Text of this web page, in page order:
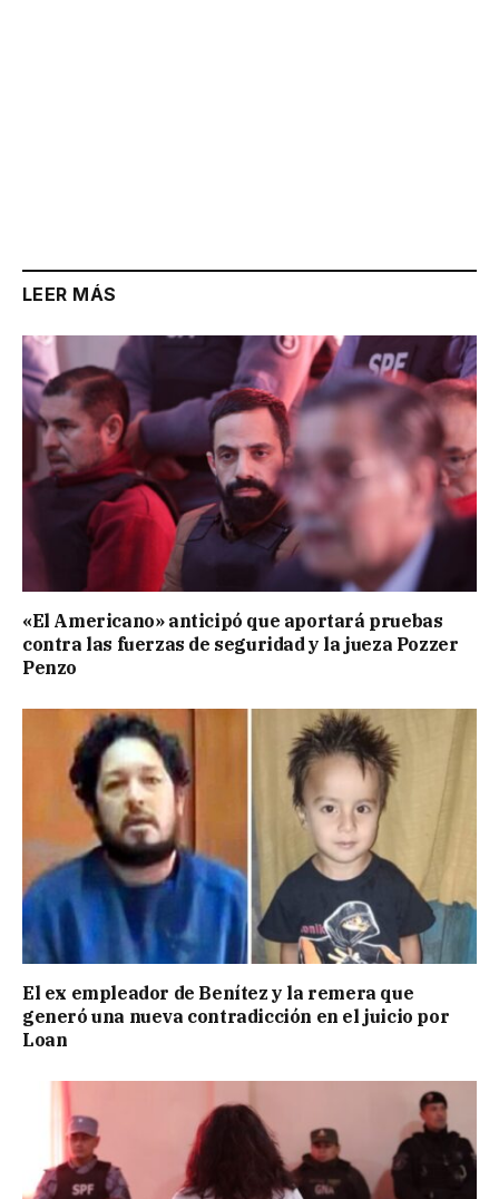
LEER MÁS
«El Americano» anticipó que aportará pruebas
contra las fuerzas de seguridad y la jueza Pozzer
Penzo
El ex empleador de Benítez y la remera que
generó una nueva contradicción en el juicio por
Loan